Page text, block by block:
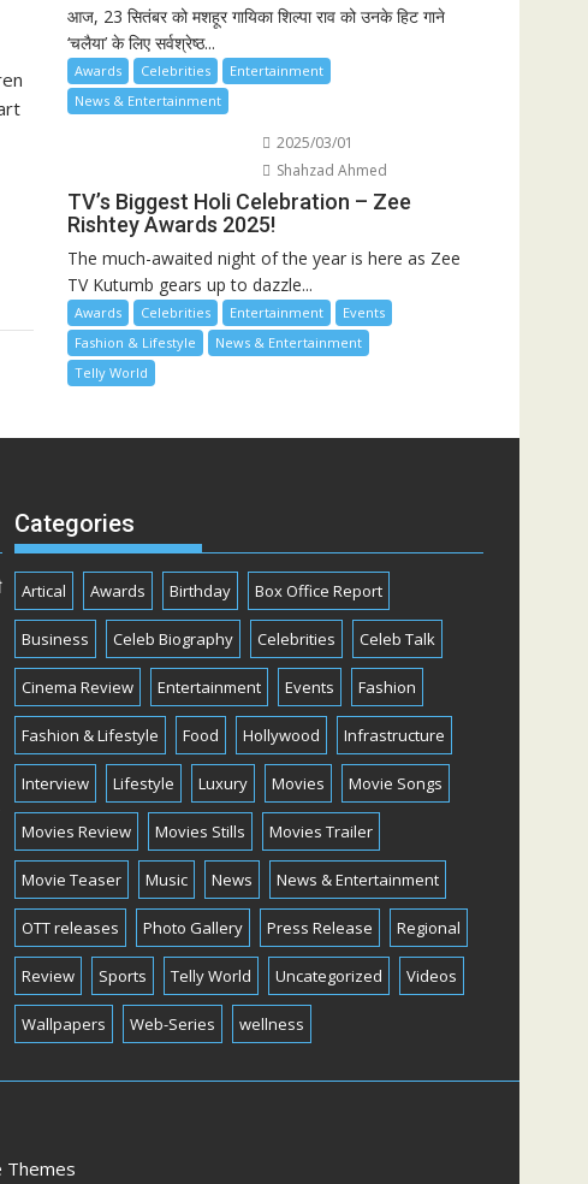
आज, 23 सितंबर को मशहूर गायिका शिल्पा राव को उनके हिट गाने
‘चलैया’ के लिए सर्वश्रेष्ठ...
Awards Celebrities
Entertainment
News & Entertainment
2025/03/01
Shahzad Ahmed
TV’s Biggest Holi Celebration – Zee
Rishtey Awards 2025!
The much-awaited night of the year is here as Zee
TV Kutumb gears up to dazzle...
Awards Celebrities Entertainment
Events
Fashion & Lifestyle
News & Entertainment
Telly World
Categories
Artical Awards Birthday Box Office Report
Business Celeb Biography Celebrities Celeb Talk
Cinema Review Entertainment Events Fashion
Fashion & Lifestyle Food Hollywood Infrastructure
Interview Lifestyle Luxury Movies Movie Songs
Movies Review Movies Stills Movies Trailer
Movie Teaser Music News News & Entertainment
OTT releases Photo Gallery Press Release Regional
Review Sports Telly World Uncategorized Videos
Wallpapers Web-Series wellness
Themes